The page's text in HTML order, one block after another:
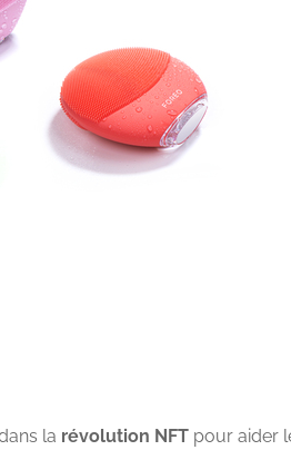
la révolution NFTpour aider